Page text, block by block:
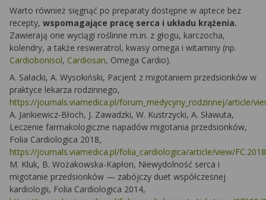
Warto również sięgnąć po preparaty dostępne w aptece bez
recepty, wspomagające pracę serca i układu krążenia.
Zawierają one wyciągi roślinne m.in. z głogu, karczocha,
kolendry, a także resweratrol, kwasy omega i witaminy (np.
Cardiobonisol, Cardiosan, Omega Cardio).
A. Sałacki, A. Wysokiński, Pacjent z migotaniem przedsionków w
praktyce lekarza rodzinnego,
https://journals.viamedica.pl/forum_medycyny_rodzinnej/article/
A. Jankiewicz-Błoch, J. Zawadzki, W. Kustrzycki, A. Sławuta,
Leczenie farmakologiczne napadów migotania przedsionków,
Folia Cardiologica 2018,
https://journals.viamedica.pl/folia_cardiologica/article/view/
M. Kluk, B. Wożakowska-Kapłon, Niewydolność serca i
migotanie przedsionków — zabójczy duet współczesnej
kardiologii, Folia Cardiologica 2014,